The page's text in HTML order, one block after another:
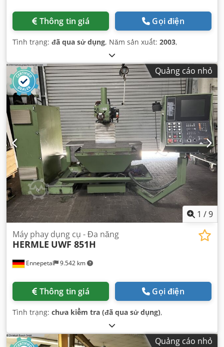
Thông tin giá Gọi điện
Tình trạng: đã qua sử dụng, Năm sản xuất: 2003,
Quảng cáo nhỏ
1 /9
Ennepetal 9.542 km
Máy phay dụng cụ - Đa năng
HERMLE UWF 851H
Thông tin giá Gọi điện
Tình trạng: chưa kiểm tra (đã qua sử dụng),
Quảng cáo nhỏ